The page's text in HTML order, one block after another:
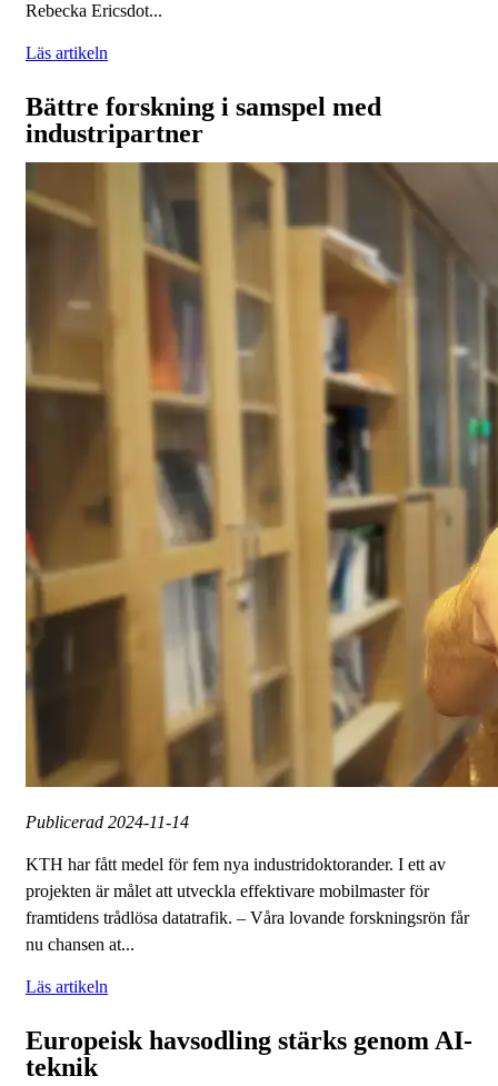
Rebecka Ericsdot...
Läs artikeln
Bättre forskning i samspel med
industripartner
Publicerad 2024-11-14
KTH har fått medel för fem nya industridoktorander. I ett av
projekten är målet att utveckla effektivare mobilmaster för
framtidens trådlösa datatrafik. – Våra lovande forskningsrön får
nu chansen at...
Läs artikeln
Europeisk havsodling stärks genom AI-
teknik